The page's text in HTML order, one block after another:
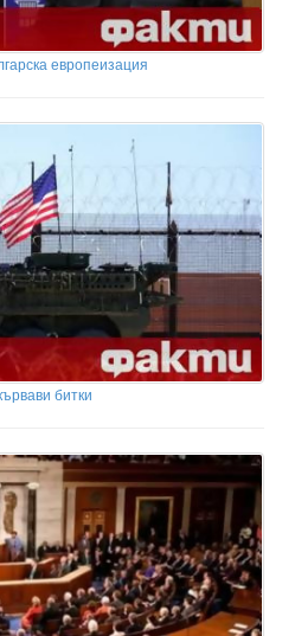
европеизация
битки